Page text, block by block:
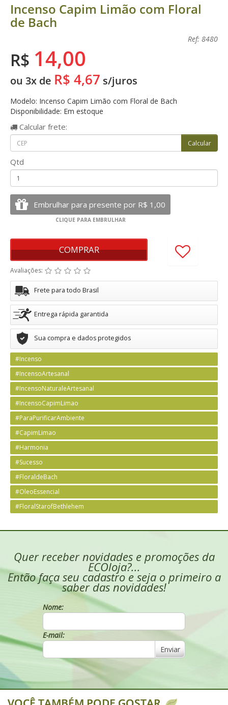
Incenso Capim Limão com Floral
de Bach
Ref: 8480
R$ 14,00
ou 3x de R$ 4,67 s/juros
Modelo: Incenso Capim Limão com Floral de Bach
Disponibilidade: Em estoque
Calcular frete:
Qtd
COMPRAR
Avaliações:
Frete para todo Brasil
Entrega rápida garantida
Sua compra e dados protegidos
#Incenso
#IncensoArtesanal
#IncensoNaturaleArtesanal
#IncensoCapimLimao
#ParaPurificarAmbiente
#CapimLimao
#Harmonia
#Sucesso
#FloraldeBach
#OleoEssencial
#FloralStarofBethlehem
Quer receber novidades e promoções da
ECOloja?...
Então faça seu cadastro e seja o primeiro a
saber das novidades!
Nome:
E-mail:
Enviar